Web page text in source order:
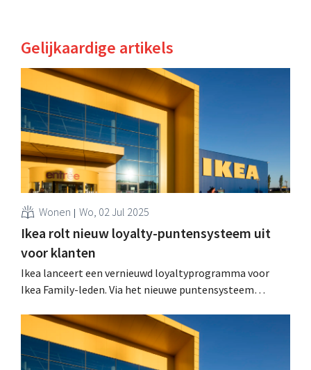
Gelijkaardige artikels
Wonen Wo, 02 Jul 2025
Ikea rolt nieuw loyalty-puntensysteem uit
voor klanten
Ikea lanceert een vernieuwd loyaltyprogramma voor
Ikea Family-leden. Via het nieuwe puntensysteem
flexibel kunnen inzetten. .